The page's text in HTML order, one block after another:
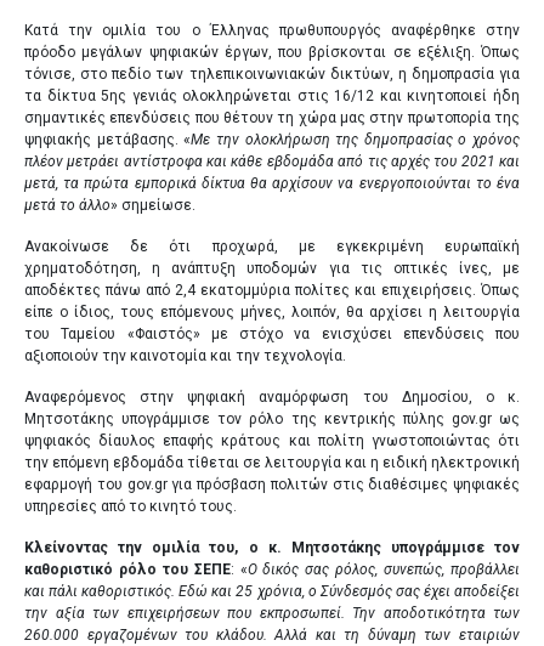
Κατά την ομιλία του ο Έλληνας πρωθυπουργός αναφέρθηκε στην
πρόοδο μεγάλων ψηφιακών έργων, που βρίσκονται σε εξέλιξη. Όπως
τόνισε, στο πεδίο των τηλεπικοινωνιακών δικτύων, η δημοπρασία για
τα δίκτυα 5ης γενιάς ολοκληρώνεται στις 16/12 και κινητοποιεί ήδη
σημαντικές επενδύσεις που θέτουν τη χώρα μας στην πρωτοπορία της
ψηφιακής μετάβασης. «Με την ολοκλήρωση της δημοπρασίας ο χρόνος
πλέον μετράει αντίστροφα και κάθε εβδομάδα από τις αρχές του 2021 και
μετά, τα πρώτα εμπορικά δίκτυα θα αρχίσουν να ενεργοποιούνται το ένα
μετά το άλλο» σημείωσε.
Ανακοίνωσε δε ότι προχωρά, με εγκεκριμένη ευρωπαϊκή
χρηματοδότηση, η ανάπτυξη υποδομών για τις οπτικές ίνες, με
αποδέκτες πάνω από 2,4 εκατομμύρια πολίτες και επιχειρήσεις. Όπως
είπε ο ίδιος, τους επόμενους μήνες, λοιπόν, θα αρχίσει η λειτουργία
του Ταμείου «Φαιστός» με στόχο να ενισχύσει επενδύσεις που
αξιοποιούν την καινοτομία και την τεχνολογία.
Αναφερόμενος στην ψηφιακή αναμόρφωση του Δημοσίου, ο κ.
Μητσοτάκης υπογράμμισε τον ρόλο της κεντρικής πύλης gov.gr ως
ψηφιακός δίαυλος επαφής κράτους και πολίτη γνωστοποιώντας ότι
την επόμενη εβδομάδα τίθεται σε λειτουργία και η ειδική ηλεκτρονική
εφαρμογή του gov.gr για πρόσβαση πολιτών στις διαθέσιμες ψηφιακές
υπηρεσίες από το κινητό τους.
Κλείνοντας την ομιλία του, ο κ. Μητσοτάκης υπογράμμισε τον
καθοριστικό ρόλο του ΣΕΠΕ: «Ο δικός σας ρόλος, συνεπώς, προβάλλει
και πάλι καθοριστικός. Εδώ και 25 χρόνια, ο Σύνδεσμός σας έχει αποδείξει
την αξία των επιχειρήσεων που εκπροσωπεί. Την αποδοτικότητα των
260.000 εργαζομένων του κλάδου. Αλλά και τη δύναμη των εταιριών